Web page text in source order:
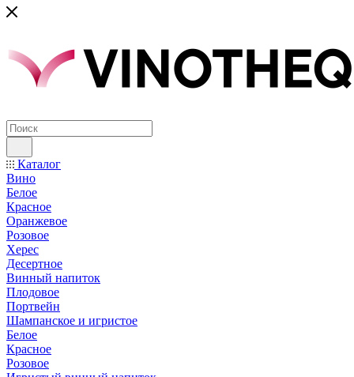
Каталог
Вино
Белое
Красное
Оранжевое
Розовое
Херес
Десертное
Винный напиток
Плодовое
Портвейн
Шампанское и игристое
Белое
Красное
Розовое